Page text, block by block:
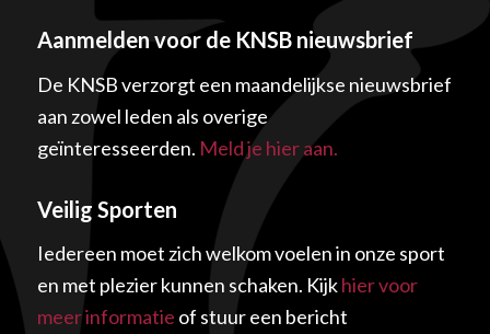
Aanmelden voor de KNSB nieuwsbrief
De KNSB verzorgt een maandelijkse nieuwsbrief
aan zowel leden als overige
geïnteresseerden. Meld je hier aan.
Veilig Sporten
Iedereen moet zich welkom voelen in onze sport
en met plezier kunnen schaken. Kijkhier voor
meer informatie of stuur een bericht